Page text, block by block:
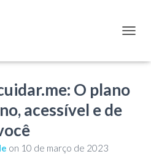
O plano
acessível e de
on 10 de março de 2023